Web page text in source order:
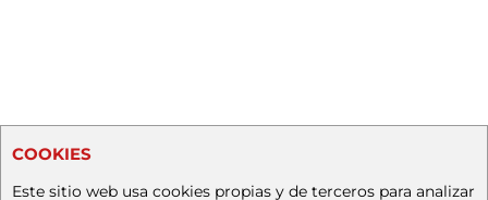
COOKIES
Este sitio web usa cookies propias y de terceros para analizar